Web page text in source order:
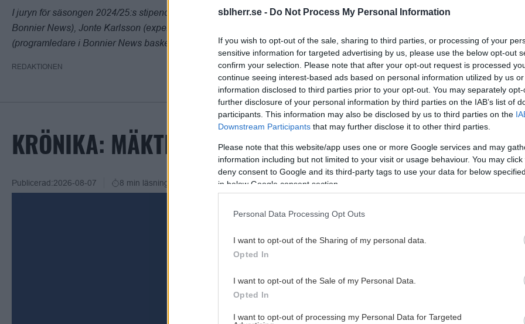
sblherr.se - Do Not Process My Personal Information
If you wish to opt-out of the sale, sharing to third parties, or processing of your
sensitive information for targeted advertising by us, please use the below opt-out
confirm your selection. Please note that after your opt-out request is processed
continue seeing interest-based ads based on personal information utilized by us
information disclosed to third parties prior to your opt-out. You may separately
further disclosure of your personal information by third parties on the IAB’s list of
participants. This information may also be disclosed by us to third parties on the
Downstream Participants that may further disclose it to other third parties.
Please note that this website/app uses one or more Google services and may
information including but not limited to your visit or usage behaviour. You may
deny consent to Google and its third-party tags to use your data for below
in below Google consent section.
Personal Data Processing Opt Outs
I want to opt-out of the Sharing of my personal data.
Opted In
I want to opt-out of the Sale of my Personal Data.
Opted In
I want to opt-out of processing my Personal Data for Targeted
I juryn för säsongen 2024/25:s stipendiat sitter Hans Vågström (pappa till Gustav), Mattias Wallström (rättighetschef på
Bonnier News), Jonte Karlsson (expertkommentator i Bonnier News basketsändningar), Johanna Dahlén
(programledare i Bonnier News basketsändningar) och Mattias Wackenhag (ligachef SBL Herr).
REDAKTIONEN
KRÖNIKA: MÄKTIGT VM-KVAL OCH SILLY-TIPS
Publicerad:2026-08-07 8 min läsning